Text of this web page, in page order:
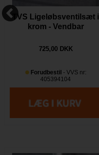
TVS Ligeløbsventilsæt i
krom - Vendbar
725,00 DKK
Forudbestil - VVS nr:
405394104